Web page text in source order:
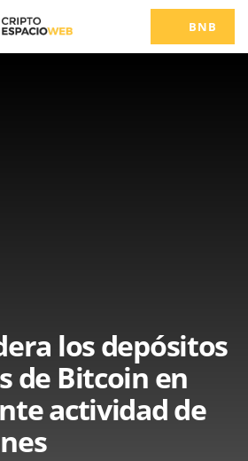
BNB
los depósitos
de Bitcoin en
actividad de